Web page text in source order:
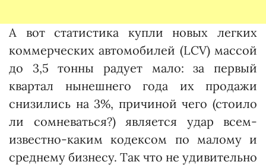
А вот статистика купли новых легких
коммерческих автомобилей (LCV) массой
до 3,5 тонны радует мало: за первый
квартал нынешнего года их продажи
снизились на 3%, причиной чего (стоило
ли сомневаться?) является удар всем-
известно-каким кодексом по малому и
среднему бизнесу. Так что не удивительно